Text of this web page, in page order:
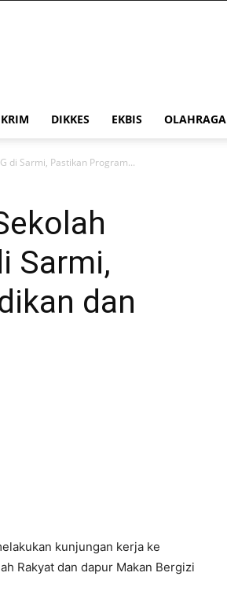
DIKKES EKBIS OLAHRAGA
di Sarmi, Pastikan Program...
Sarmi,
dan
kunjungan kerja ke
Rakyat dan dapur Makan Bergizi